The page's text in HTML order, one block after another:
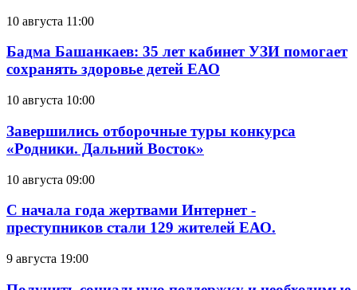
10 августа 11:00
Бадма Башанкаев: 35 лет кабинет УЗИ помогает
сохранять здоровье детей ЕАО
10 августа 10:00
Завершились отборочные туры конкурса
«Родники. Дальний Восток»
10 августа 09:00
С начала года жертвами Интернет -
преступников стали 129 жителей ЕАО.
9 августа 19:00